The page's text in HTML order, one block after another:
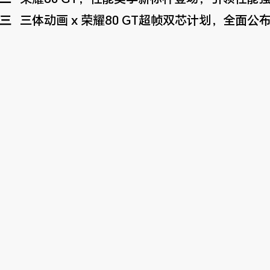
三体动画 x 荣耀80 GT超帧双芯计划，全面公